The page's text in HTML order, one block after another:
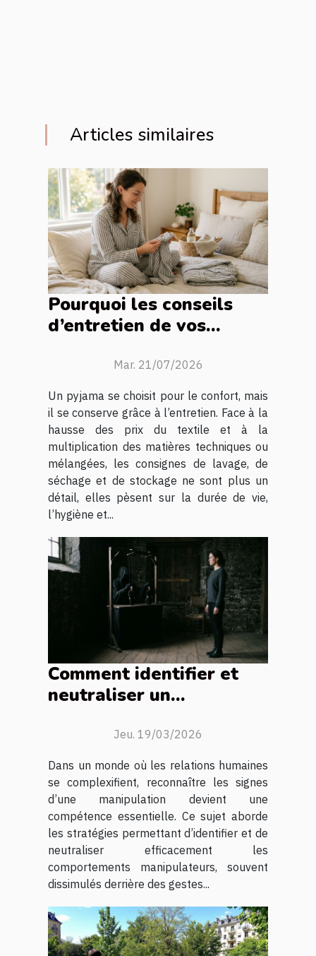
Articles similaires
Pourquoi les conseils
d’entretien de vos
différenceMar. 21/07/2026
Un pyjama se choisit pour le confort, mais
il se conserve grâce à l’entretien. Face à la
hausse des prix du textile et à la
multiplication des matières techniques ou
mélangées, les consignes de lavage, de
séchage et de stockage ne sont plus un
détail, elles pèsent sur la durée de vie,
l’hygiène et...
Comment identifier et
neutraliser un
manipulateur ?
Jeu. 19/03/2026
Dans un monde où les relations humaines
se complexifient, reconnaître les signes
d’une manipulation devient une
compétence essentielle. Ce sujet aborde
les stratégies permettant d’identifier et de
neutraliser efficacement les
comportements manipulateurs, souvent
dissimulés derrière des gestes...